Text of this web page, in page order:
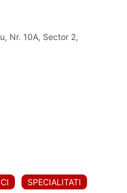
Nr. 10A, Sector 2,
SPECIALITATI